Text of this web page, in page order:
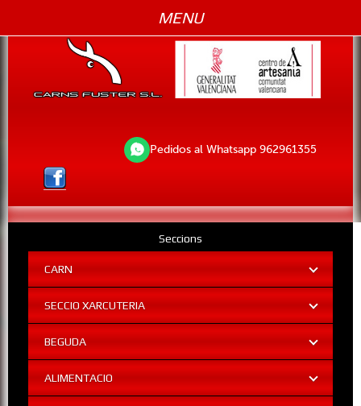
Pedidos al Whatsapp 962961355
MENU
Seccions
CARN
SECCIO XARCUTERIA
BEGUDA
ALIMENTACIO